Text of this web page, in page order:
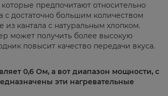
предпочитают относительно
достаточно большим количеством
из кантала с натуральным хлопком.
может получить более высокую
повысит качество передачи вкуса.
0,6 Ом, а вот диапазон мощности, с
эти нагревательные